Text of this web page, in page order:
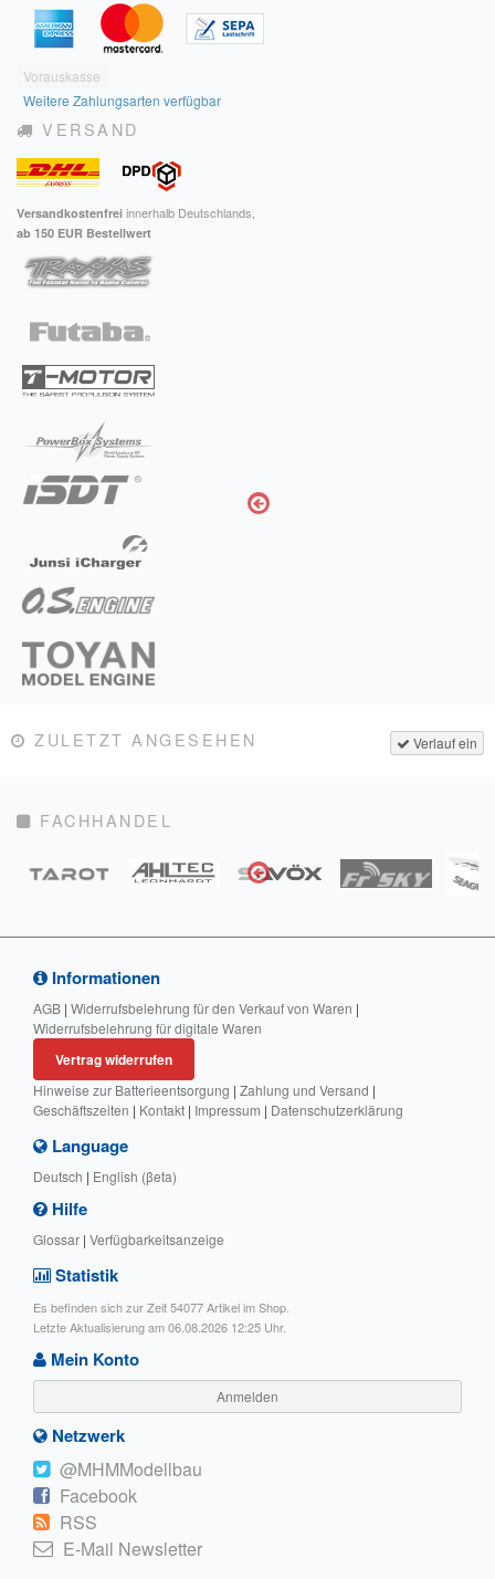
Vorauskasse
Weitere Zahlungsarten verfügbar
VERSAND
Versandkostenfrei innerhalb Deutschlands,
ab 150 EUR Bestellwert
Verlauf ein
ZULETZT ANGESEHEN
FACHHANDEL
Informationen
AGB | Widerrufsbelehrung für den Verkauf von Waren |
Widerrufsbelehrung für digitale Waren
Vertrag widerrufen
Hinweise zur Batterieentsorgung | Zahlung und Versand |
Geschäftszeiten | Kontakt | Impressum | Datenschutzerklärung
Language
Deutsch | English (βeta)
Hilfe
Glossar | Verfügbarkeitsanzeige
Statistik
Es befinden sich zur Zeit 54077 Artikel im Shop.
Letzte Aktualisierung am 06.08.2026 12:25 Uhr.
Mein Konto
Anmelden
Netzwerk
@MHMModellbau
Facebook
RSS
E-Mail Newsletter